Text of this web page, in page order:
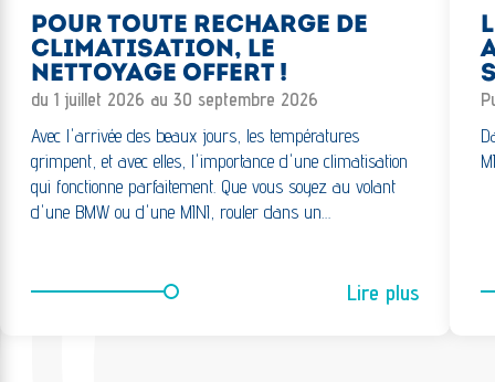
POUR TOUTE RECHARGE DE
CLIMATISATION, LE
NETTOYAGE OFFERT !
du 1 juillet 2026 au 30 septembre 2026
Avec l'arrivée des beaux jours, les températures
grimpent, et avec elles, l'importance d'une climatisation
qui fonctionne parfaitement. Que vous soyez au volant
d'une BMW ou d'une MINI, rouler dans un…
Lire plus